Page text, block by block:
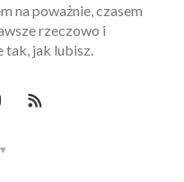
na poważnie, czasem
rzeczowo i
tak, jak lubisz.